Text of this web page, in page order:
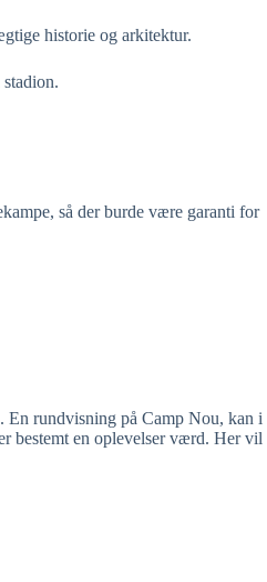
historie og arkitektur.
så der burde være garanti for
En rundvisning på Camp Nou, kan i
bestemt en oplevelser værd. Her vil